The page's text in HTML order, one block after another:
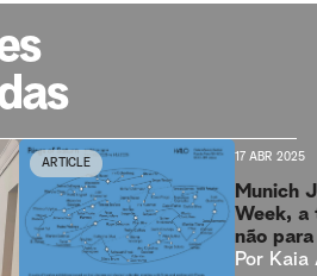
ARTICLE ARTICLE
17 ABR 2025
Munich
Week, a
não
Por Kaia